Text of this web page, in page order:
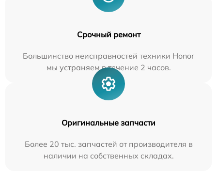
Срочный ремонт
Большинство неисправностей техники Honor
мы устраняем в течение 2 часов.
Оригинальные запчасти
Более 20 тыс. запчастей от производителя в
наличии на собственных складах.